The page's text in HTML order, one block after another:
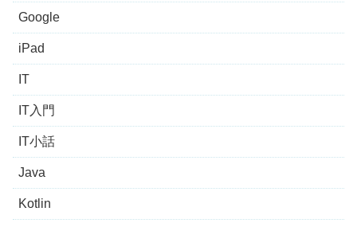
Google
iPad
IT
IT入門
IT小話
Java
Kotlin